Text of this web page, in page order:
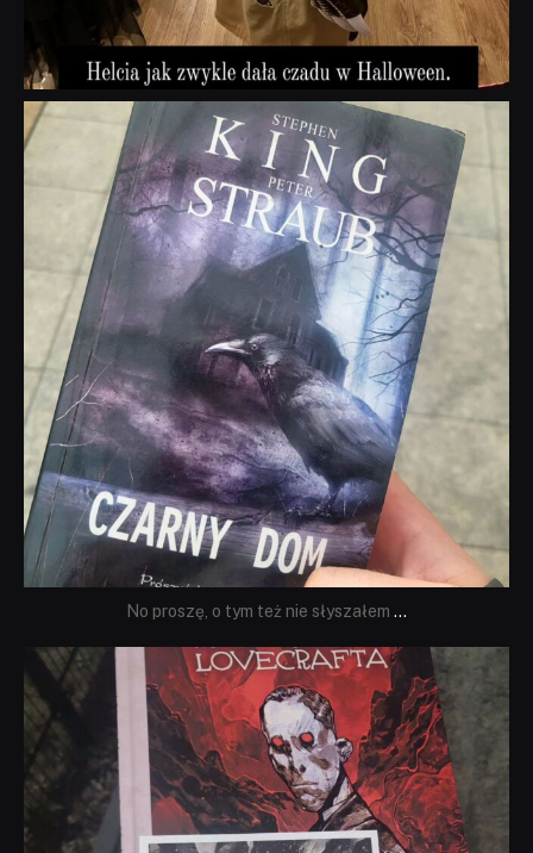
dobryhorror
Wrz 23
No proszę, o tym też nie słyszałem ...
dobryhorror
Wrz 19